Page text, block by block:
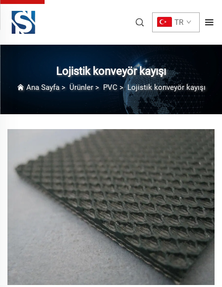
TR
Lojistik konveyör kayışı
Ana Sayfa> Ürünler> PVC >Lojistik konveyör kayışı